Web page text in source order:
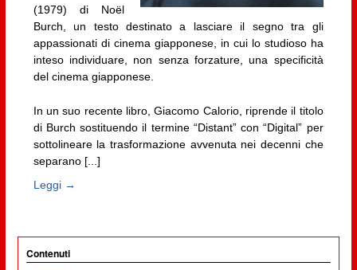
(1979) di Noël
Burch, un testo destinato a lasciare il segno tra gli
appassionati di cinema giapponese, in cui lo studioso ha
inteso individuare, non senza forzature, una specificità
del cinema giapponese.
In un suo recente libro, Giacomo Calorio, riprende il titolo
di Burch sostituendo il termine “Distant” con “Digital” per
sottolineare la trasformazione avvenuta nei decenni che
separano [...]
Leggi →
Contenuti